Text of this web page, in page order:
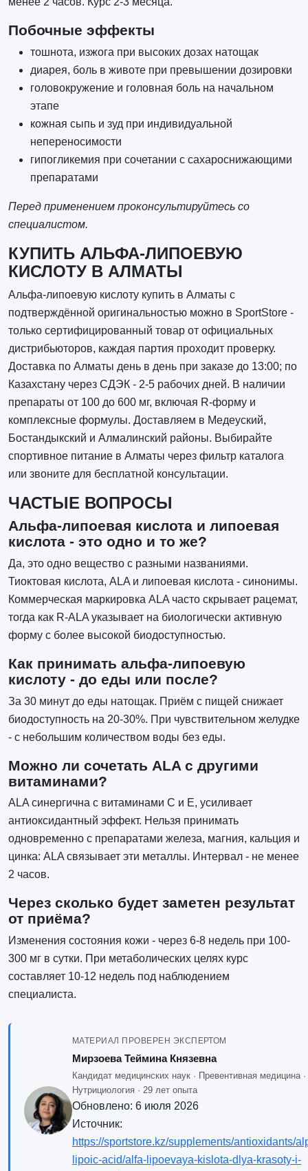
Побочные эффекты
тошнота, изжога при высоких дозах натощак
диарея, боль в животе при превышении дозировки
головокружение и головная боль на начальном
этапе
кожная сыпь и зуд при индивидуальной
непереносимости
гипогликемия при сочетании с сахароснижающими
препаратами
Перед применением проконсультируйтесь со
специалистом.
КУПИТЬ АЛЬФА-ЛИПОЕВУЮ
КИСЛОТУ В АЛМАТЫ
Альфа-липоевую кислоту купить в Алматы с
подтверждённой оригинальностью можно в SportStore -
только сертифицированный товар от официальных
дистрибьюторов, каждая партия проходит проверку.
Доставка по Алматы день в день при заказе до 13:00; по
Казахстану через СДЭК - 2-5 рабочих дней. В наличии
препараты от 100 до 600 мг, включая R-форму и
комплексные формулы. Доставляем в Медеуский,
Бостандыкский и Алмалинский районы. Выбирайте
спортивное питание в Алматы через фильтр каталога
или звоните для бесплатной консультации.
ЧАСТЫЕ ВОПРОСЫ
Альфа-липоевая кислота и липоевая
кислота - это одно и то же?
Да, это одно вещество с разными названиями.
Тиоктовая кислота, ALA и липоевая кислота - синонимы.
Коммерческая маркировка ALA часто скрывает рацемат,
тогда как R-ALA указывает на биологически активную
форму с более высокой биодоступностью.
Как принимать альфа-липоевую
кислоту - до еды или после?
За 30 минут до еды натощак. Приём с пищей снижает
биодоступность на 20-30%. При чувствительном желудке
- с небольшим количеством воды без еды.
Можно ли сочетать ALA с другими
витаминами?
ALA синергична с витаминами C и E, усиливает
антиоксидантный эффект. Нельзя принимать
одновременно с препаратами железа, магния, кальция и
цинка: ALA связывает эти металлы. Интервал - не менее
2 часов.
Через сколько будет заметен результат
от приёма?
Изменения состояния кожи - через 6-8 недель при 100-
300 мг в сутки. При метаболических целях курс
составляет 10-12 недель под наблюдением
специалиста.
МАТЕРИАЛ ПРОВЕРЕН ЭКСПЕРТОМ
Мирзоева Теймина Князевна
Кандидат медицинских наук · Превентивная медицина ·
Нутрициология · 29 лет опыта
Обновлено: 6 июля 2026
Источник:
https://sportstore.kz/supplements/antioxidants/
lipoic-acid/alfa-lipoevaya-kislota-dlya-krasoty-i-